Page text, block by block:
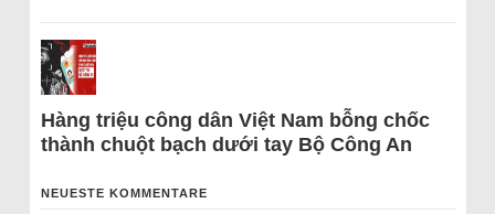
Hàng triệu công dân Việt Nam bỗng chốc
thành chuột bạch dưới tay Bộ Công An
NEUESTE KOMMENTARE